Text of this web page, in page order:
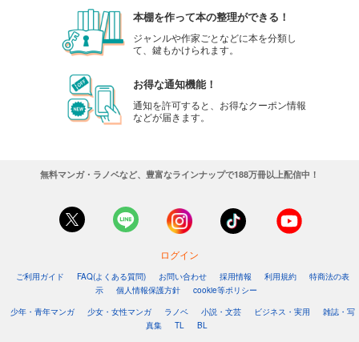
本棚を作って本の整理ができる！
ジャンルや作家ごとなどに本を分類し
て、鍵もかけられます。
お得な通知機能！
通知を許可すると、お得なクーポン情報
などが届きます。
無料マンガ・ラノベなど、豊富なラインナップで188万冊以上配信中！
ログイン
ご利用ガイド FAQ(よくある質問) お問い合わせ 採用情報 利用規約
特商法の表
示
個人情報保護方針
cookie等ポリシー
少年・青年マンガ
少女・女性マンガ ラノベ 小説・文芸 ビジネス・実用
雑誌・写
真集
TL BL